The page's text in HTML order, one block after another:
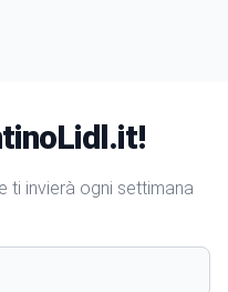
ti invierà ogni settimana